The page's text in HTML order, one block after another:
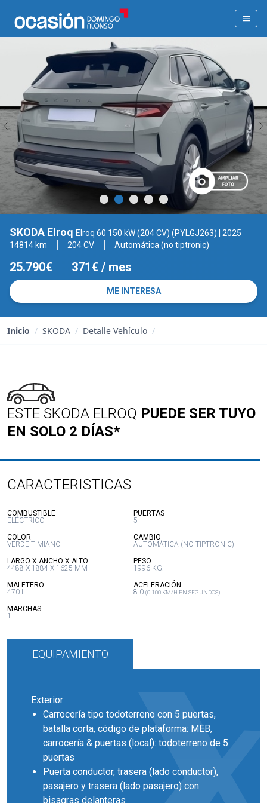
SKODA Elroq Elroq 60 150 kW (204 CV) (PYLGJ263) | 2025
14814 km
204 CV Automática (no tiptronic)
25.790€ 371€ / mes
ME INTERESA
Inicio / SKODA / Detalle Vehículo /
ESTE SKODA ELROQ PUEDE SER TUYO
EN SOLO 2 DÍAS*
CARACTERISTICAS
COMBUSTIBLE:
ELÉCTRICO
PUERTAS:
5
COLOR
VERDE TIMIANO
CAMBIO
AUTOMÁTICA (NO TIPTRONIC)
LARGO X ANCHO X ALTO
4488 X 1884 X 1625 MM
PESO
1996 KG.
MALETERO
470 L
ACELERACIÓN
8.0 (0-100 KM/H EN SEGUNDOS)
MARCHAS:
1
EQUIPAMIENTO
Exterior
Carrocería tipo todoterreno con 5 puertas,
batalla corta, código de plataforma: MEB,
carrocería & puertas (local): todoterreno de 5
puertas
Puerta conductor, trasera (lado conductor),
pasajero y trasera (lado pasajero) con
bisagras delanteras